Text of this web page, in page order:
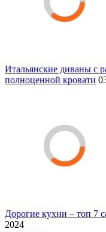
Итальянские диваны с
полноценной кровати
Дорогие кухни – топ 7
2024